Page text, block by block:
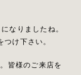
なりましたね。
け下さい。
皆様のご来店を